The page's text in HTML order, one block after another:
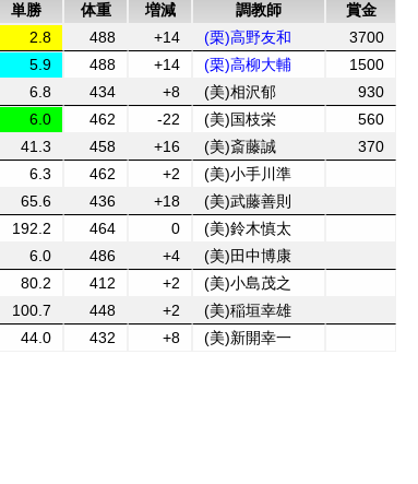
単勝 体重 増減 調教師
賞金
2.8 488 +14 (栗)高野友和
3700
5.9 488 +14 (栗)高柳大輔
1500
6.8 434 +8 (美)相沢郁
930
6.0 462 -22 (美)国枝栄
560
41.3 458 +16 (美)斎藤誠
370
6.3 462 +2
(美)小手川準
65.6 436 +18
(美)武藤善則
192.2 464 0
(美)鈴木慎太
6.0 486 +4
(美)田中博康
80.2 412 +2
(美)小島茂之
100.7 448 +2
(美)稲垣幸雄
44.0 432 +8 (美)新開幸一